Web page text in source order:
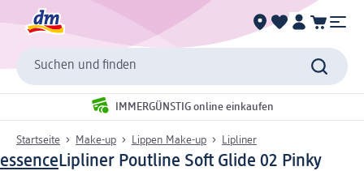
Suchen und finden
IMMERGÜNSTIG online einkaufen
Startseite Make-up Lippen Make-up Lipliner
essenceLipliner Poutline Soft Glide 02 Pinky